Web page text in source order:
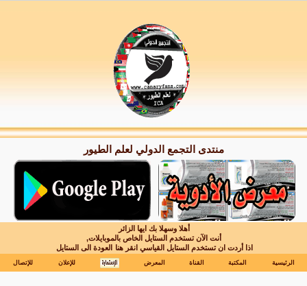
منتدى التجمع الدولي لعلم الطيور
أهلا وسهلا بك ايها الزائر
أنت الآن تستخدم الستايل الخاص بالموبايلات,
اذا أردت ان تستخدم الستايل القياسي انقر هنا العودة الى الستايل
الرئيسية المكتبة القناة المعرض للإعلان للإتصال